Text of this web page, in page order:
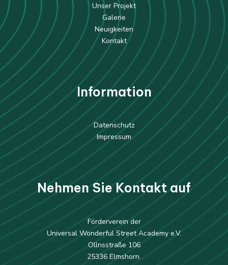
Unser Projekt
Galerie
Neuigkeiten
Kontakt
Information
Datenschutz
Impressum
Nehmen Sie Kontakt auf
Förderverein der
Universal Wonderful Street Academy e.V.
Ollnsstraße 106
25336 Elmshorn.